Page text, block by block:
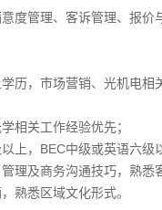
意度管理、客诉管理、报
学历，市场营销、光机电相
相关工作经验优先；
上，BEC中级或英语六级
管理及商务沟通技巧，熟悉
熟悉区域文化形式。